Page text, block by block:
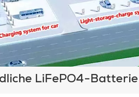
LiFePO4-Batterie